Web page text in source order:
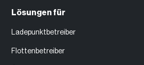
Lösungen für
Ladepunktbetreiber
Flottenbetreiber